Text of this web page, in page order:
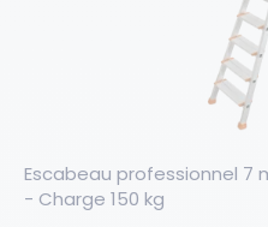
Escabeau professionnel 7
- Charge 150 kg